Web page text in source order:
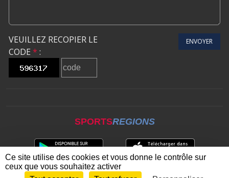
VEUILLEZ RECOPIER LE
CODE * :
ENVOYER
SPORTSREGIONS
Ce site utilise des cookies et vous donne le contrôle sur
ceux que vous souhaitez activer